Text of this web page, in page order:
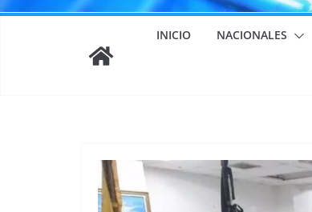
INICIO NACIONALES